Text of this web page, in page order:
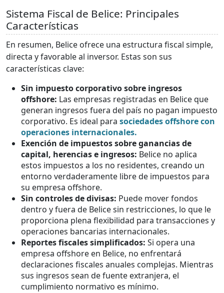
Sistema Fiscal de Belice: Principales
Características
En resumen, Belice ofrece una estructura fiscal simple,
directa y favorable al inversor. Estas son sus
características clave:
Sin impuesto corporativo sobre ingresos
offshore: Las empresas registradas en Belice que
generan ingresos fuera del país no pagan impuesto
corporativo. Es ideal para sociedades offshore con
operaciones internacionales.
Exención de impuestos sobre ganancias de
capital, herencias e ingresos: Belice no aplica
estos impuestos a los no residentes, creando un
entorno verdaderamente libre de impuestos para
su empresa offshore.
Sin controles de divisas: Puede mover fondos
dentro y fuera de Belice sin restricciones, lo que le
proporciona plena flexibilidad para transacciones y
operaciones bancarias internacionales.
Reportes fiscales simplificados: Si opera una
empresa offshore en Belice, no enfrentará
declaraciones fiscales anuales complejas. Mientras
sus ingresos sean de fuente extranjera, el
cumplimiento normativo es mínimo.